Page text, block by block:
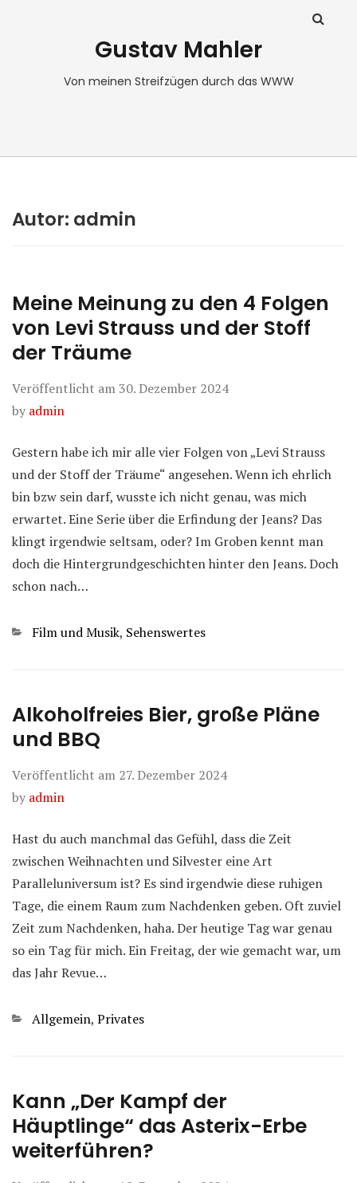
Gustav Mahler
Von meinen Streifzügen durch das WWW
Autor: admin
Meine Meinung zu den 4 Folgen
von Levi Strauss und der Stoff
der Träume
Veröffentlicht am 30. Dezember 2024
by admin
Gestern habe ich mir alle vier Folgen von „Levi Strauss
und der Stoff der Träume“ angesehen. Wenn ich ehrlich
bin bzw sein darf, wusste ich nicht genau, was mich
erwartet. Eine Serie über die Erfindung der Jeans? Das
klingt irgendwie seltsam, oder? Im Groben kennt man
doch die Hintergrundgeschichten hinter den Jeans. Doch
schon nach…
Kategorien
Film und Musik, Sehenswertes
Alkoholfreies Bier, große Pläne
und BBQ
Veröffentlicht am 27. Dezember 2024
by admin
Hast du auch manchmal das Gefühl, dass die Zeit
zwischen Weihnachten und Silvester eine Art
Paralleluniversum ist? Es sind irgendwie diese ruhigen
Tage, die einem Raum zum Nachdenken geben. Oft zuviel
Zeit zum Nachdenken, haha. Der heutige Tag war genau
so ein Tag für mich. Ein Freitag, der wie gemacht war, um
das Jahr Revue…
Kategorien
Allgemein, Privates
Kann „Der Kampf der
Häuptlinge“ das Asterix-Erbe
weiterführen?